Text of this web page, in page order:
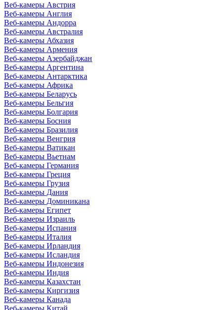
Веб-камеры Австрия
Веб-камеры Англия
Веб-камеры Андорра
Веб-камеры Австралия
Веб-камеры Абхазия
Веб-камеры Армения
Веб-камеры Азербайджан
Веб-камеры Аргентина
Веб-камеры Антарктика
Веб-камеры Африка
Веб-камеры Беларусь
Веб-камеры Бельгия
Веб-камеры Болгария
Веб-камеры Босния
Веб-камеры Бразилия
Веб-камеры Венгрия
Веб-камеры Ватикан
Веб-камеры Вьетнам
Веб-камеры Германия
Веб-камеры Греция
Веб-камеры Грузия
Веб-камеры Дания
Веб-камеры Доминикана
Веб-камеры Египет
Веб-камеры Израиль
Веб-камеры Испания
Веб-камеры Италия
Веб-камеры Ирландия
Веб-камеры Исландия
Веб-камеры Индонезия
Веб-камеры Индия
Веб-камеры Казахстан
Веб-камеры Киргизия
Веб-камеры Канада